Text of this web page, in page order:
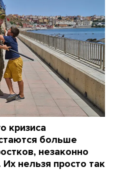
кризиса
больше
незаконно
нельзя просто так